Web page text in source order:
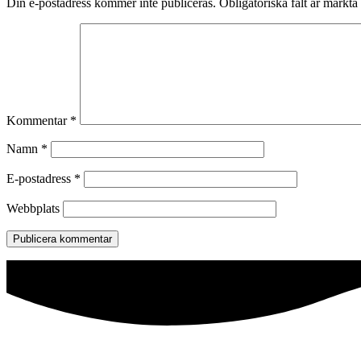
Din e-postadress kommer inte publiceras. Obligatoriska fält är märkta
Kommentar *
Namn *
E-postadress *
Webbplats